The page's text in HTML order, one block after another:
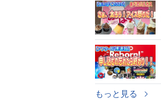
もっと見る